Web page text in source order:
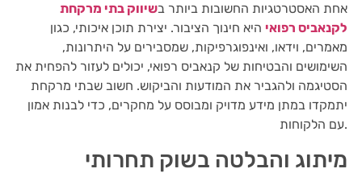
אחת האסטרטגיות החשובות ביותר בשיווק בתי מרקחת
לקנאביס רפואי היא חינוך הציבור. יצירת תוכן איכותי, כגון
מאמרים, וידאו, ואינפוגרפיקות, שמסבירים על היתרונות,
השימושים והבטיחות של קנאביס רפואי, יכולים לעזור להפחית את
הסטיגמה ולהגביר את המודעות והביקוש. חשוב שבתי מרקחת
יתמקדו במתן מידע מדויק ומבוסס על מחקרים, כדי לבנות אמון
עם הלקוחות.
מיתוג והבלטה בשוק תחרותי